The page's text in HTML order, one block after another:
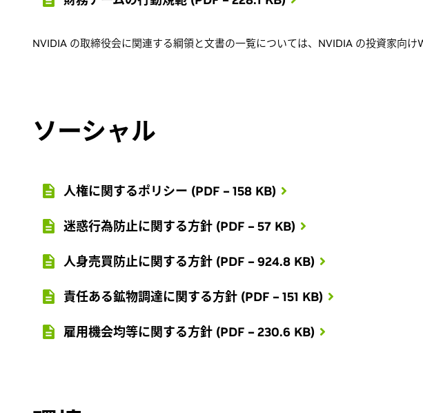
NVIDIA の取締役会に関連する綱領と文書の一覧については、NVIDIA の投資家向け
ソーシャル
人権に関するポリシー (PDF – 158 KB)
迷惑行為防止に関する方針 (PDF – 57 KB)
人身売買防止に関する方針 (PDF – 924.8 KB)
責任ある鉱物調達に関する方針 (PDF – 151 KB)
雇用機会均等に関する方針 (PDF – 230.6 KB)